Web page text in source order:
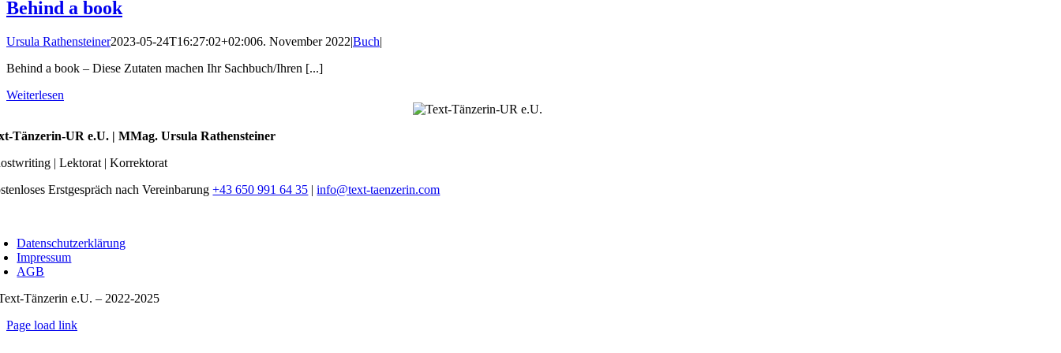
Behind a book
Ursula Rathensteiner2023-05-24T16:27:02+02:006. November 2022|Buch|
Behind a book – Diese Zutaten machen Ihr Sachbuch/Ihren [...]
Weiterlesen
Tänzerin-UR e.U. | MMag. Ursula Rathensteiner
| Lektorat | Korrektorat
Erstgespräch nach Vereinbarung+43 650 991 64 35 |info@text-taenzerin.com
Datenschutzerklärung
Impressum
AGB
Tänzerin e.U. – 2022-2025
Page load link